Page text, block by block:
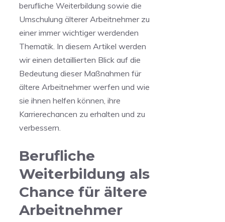
berufliche Weiterbildung ‌sowie die
⁣Umschulung älterer‍ Arbeitnehmer zu
einer immer wichtiger werdenden
Thematik. In⁣ diesem​ Artikel werden
wir ‌einen detaillierten Blick auf die
Bedeutung dieser Maßnahmen ⁤für
ältere Arbeitnehmer ⁣werfen⁢ und wie
sie ihnen helfen können, ihre
Karrierechancen zu erhalten und zu
verbessern.
Berufliche
Weiterbildung als
Chance für ältere
Arbeitnehmer